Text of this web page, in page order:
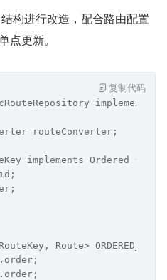
构进行改造，配合路由配置
点更新。
routeConverter;
implements Ordered {
Route>
复制代码